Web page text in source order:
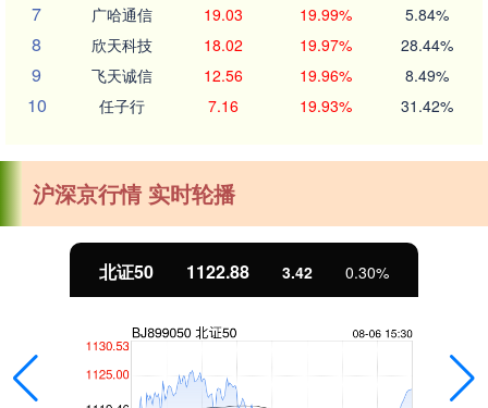
7 广哈通信 19.03 19.99% 5.84%
8 欣天科技 18.02 19.97% 28.44%
9 飞天诚信 12.56 19.96% 8.49%
10 任子行 7.16 19.93% 31.42%
沪深京行情 实时轮播
北证50 1122.88 3.42 0.30%